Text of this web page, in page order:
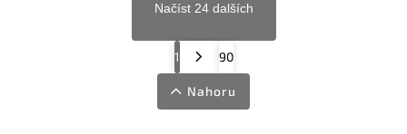
Načíst 24 dalších
1 90
Nahoru